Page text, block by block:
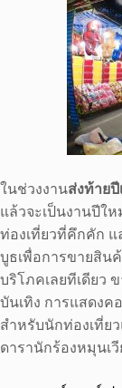
ในช่วงงานส่งท้าย
แล้วจะเป็นงานปีใ
ท่องเที่ยวที่คึกคัก แ
บูธเพื่อการขายสิน
บริโภคเลยทีเดียว
บันเทิง การแสดงค
สำหรับนักท่องเที่ย
ดารานักร้องหมุนเ